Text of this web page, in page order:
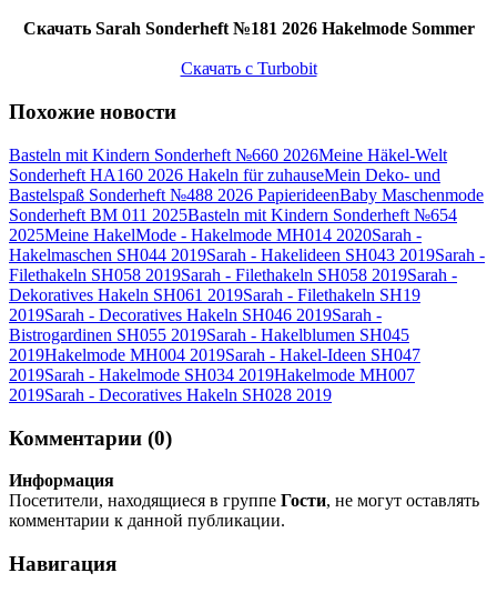
Скачать Sarah Sonderheft №181 2026 Hakelmode Sommer
Скачать с Turbobit
Похожие новости
Basteln mit Kindern Sonderheft №660 2026Meine Häkel-Welt
Sonderheft HA160 2026 Hakeln für zuhauseMein Deko- und
Bastelspaß Sonderheft №488 2026 PapierideenBaby Maschenmode
Sonderheft BM 011 2025Basteln mit Kindern Sonderheft №654
2025Meine HakelMode - Hakelmode MH014 2020Sarah -
Hakelmaschen SH044 2019Sarah - Hakelideen SH043 2019Sarah -
Filethakeln SH058 2019Sarah - Filethakeln SH058 2019Sarah -
Dekoratives Hakeln SH061 2019Sarah - Filethakeln SH19
2019Sarah - Decoratives Hakeln SH046 2019Sarah -
Bistrogardinen SH055 2019Sarah - Hakelblumen SH045
2019Hakelmode MH004 2019Sarah - Hakel-Ideen SH047
2019Sarah - Hakelmode SH034 2019Hakelmode MH007
2019Sarah - Decoratives Hakeln SH028 2019
Комментарии (0)
Информация
Посетители, находящиеся в группе Гости, не могут оставлять
комментарии к данной публикации.
Навигация